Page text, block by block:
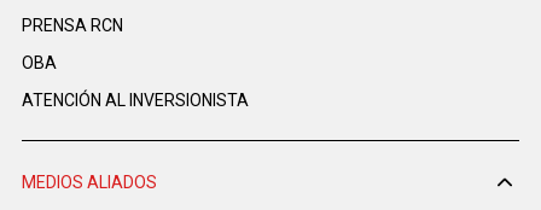
PRENSA RCN
OBA
ATENCIÓN AL INVERSIONISTA
MEDIOS ALIADOS